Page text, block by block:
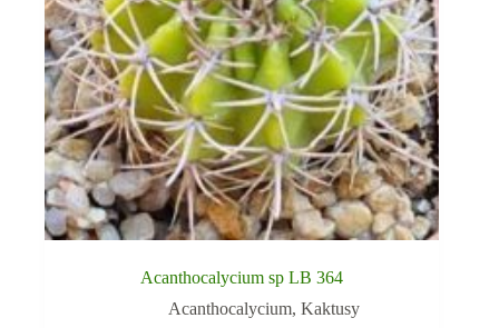
Acanthocalycium sp LB 364
Acanthocalycium,Kaktusy